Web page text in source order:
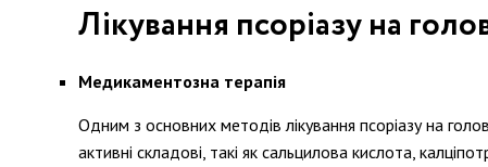
Лікування псоріазу на
Медикаментозна терапія
Одним з основних методів лікування псоріазу на
активні складові, такі як сальцилова кислота,